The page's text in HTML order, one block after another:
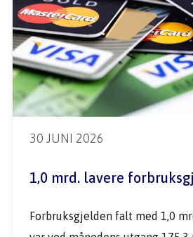
30 JUNI 2026
1,0 mrd. lavere
Forbruksgjelden falt med 1,0